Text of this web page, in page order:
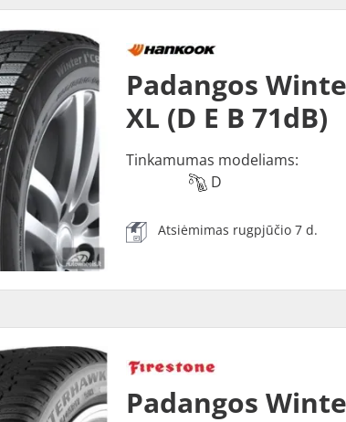
Padangos
XL (D E B 71dB)
Tinkamumas modeliams:
D
Atsiėmimas rugpjūčio 7 d.
Padangos